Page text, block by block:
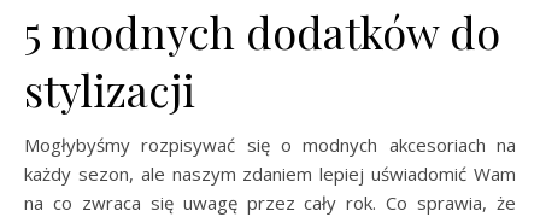
5 modnych dodatków do
stylizacji
Mogłybyśmy rozpisywać się o modnych akcesoriach na
każdy sezon, ale naszym zdaniem lepiej uświadomić Wam
na co zwraca się uwagę przez cały rok. Co sprawia, że